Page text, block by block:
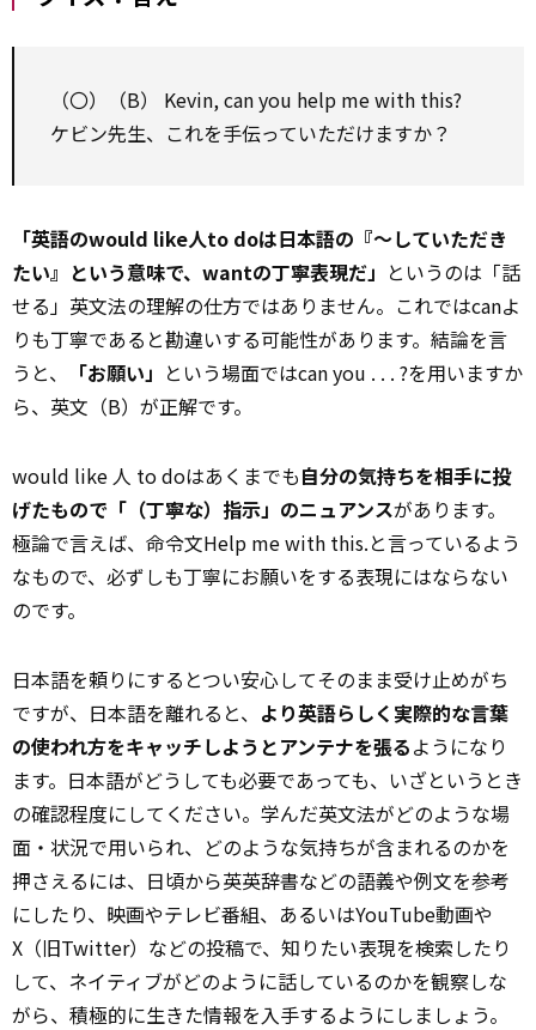
（〇）（B） Kevin, can you help me with this?
ケビン先生、これを手伝っていただけますか？
「英語のwould like人to doは日本語の『～していただき
たい』という意味で、wantの丁寧表現だ」 というのは「話
せる」英文法の理解の仕方ではありません。これではcanよ
りも丁寧であると勘違いする可能性があります。結論を言
うと、
「お願い」 という場面ではcan you . . . ?を用いますか
ら、英文（B）が正解です。
would like 人 to doはあくまでも自分の気持ちを相手に投
げたもので「（丁寧な）指示」のニュアンスがあります。
極論で言えば、命令文Help me with this.と言っているよう
なもので、必ずしも丁寧にお願いをする表現にはならない
のです。
日本語を頼りにするとつい安心してそのまま受け止めがち
ですが、日本語を離れると、 より英語らしく実際的な言葉
の使われ方をキャッチしようとアンテナを張るようになり
ます。日本語がどうしても必要であっても、いざというとき
の確認程度にしてください。学んだ英文法がどのような場
面・状況で用いられ、どのような気持ちが含まれるのかを
押さえるには、日頃から英英辞書などの語義や例文を参考
にしたり、映画やテレビ番組、あるいはYouTube動画や
X（旧Twitter）などの投稿で、知りたい表現を検索したり
して、ネイティブがどのように話しているのかを観察しな
がら、積極的に生きた情報を入手するようにしましょう。